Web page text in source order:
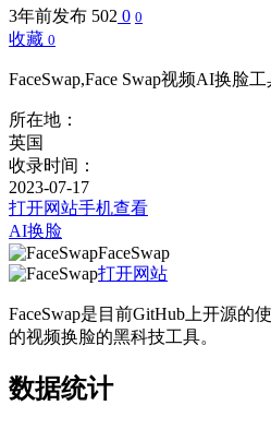
3年前发布 502 0 0
收藏 0
FaceSwap,Face Swap视频AI换脸
所在地：
英国
收录时间：
2023-07-17
打开网站手机查看
AI换脸
FaceSwap
打开网站
FaceSwap是目前GitHub上开源
的视频换脸的黑科技工具。
数据统计